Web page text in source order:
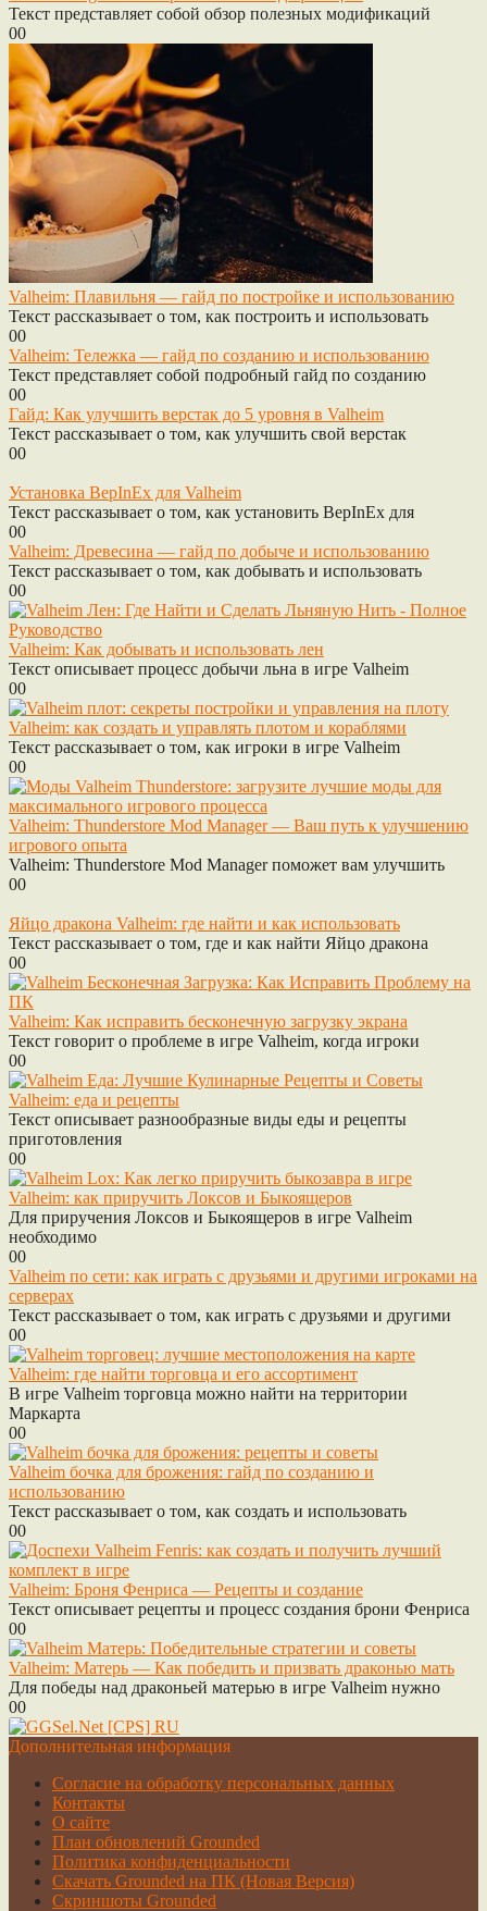
Текст представляет собой обзор полезных модификаций
00
Valheim: Плавильня — гайд по постройке и использованию
Текст рассказывает о том, как построить и использовать
00
Valheim: Тележка — гайд по созданию и использованию
Текст представляет собой подробный гайд по созданию
00
Гайд: Как улучшить верстак до 5 уровня в Valheim
Текст рассказывает о том, как улучшить свой верстак
00
Установка BepInEx для Valheim
Текст рассказывает о том, как установить BepInEx для
00
Valheim: Древесина — гайд по добыче и использованию
Текст рассказывает о том, как добывать и использовать
00
Valheim: Как добывать и использовать лен
Текст описывает процесс добычи льна в игре Valheim
00
Valheim: как создать и управлять плотом и кораблями
Текст рассказывает о том, как игроки в игре Valheim
00
Valheim: Thunderstore Mod Manager — Ваш путь к улучшению
игрового опыта
Valheim: Thunderstore Mod Manager поможет вам улучшить
00
Яйцо дракона Valheim: где найти и как использовать
Текст рассказывает о том, где и как найти Яйцо дракона
00
Valheim: Как исправить бесконечную загрузку экрана
Текст говорит о проблеме в игре Valheim, когда игроки
00
Valheim: еда и рецепты
Текст описывает разнообразные виды еды и рецепты
приготовления
00
Valheim: как приручить Локсов и Быкоящеров
Для приручения Локсов и Быкоящеров в игре Valheim
необходимо
00
Valheim по сети: как играть с друзьями и другими игроками на
серверах
Текст рассказывает о том, как играть с друзьями и другими
00
Valheim: где найти торговца и его ассортимент
В игре Valheim торговца можно найти на территории
Маркарта
00
Valheim бочка для брожения: гайд по созданию и
использованию
Текст рассказывает о том, как создать и использовать
00
Valheim: Броня Фенриса — Рецепты и создание
Текст описывает рецепты и процесс создания брони Фенриса
00
Valheim: Матерь — Как победить и призвать драконью мать
Для победы над драконьей матерью в игре Valheim нужно
00
Дополнительная информация
Cогласие на обработку персональных данных
Контакты
О сайте
План обновлений Grounded
Политика конфиденциальности
Скачать Grounded на ПК (Новая Версия)
Скриншоты Grounded